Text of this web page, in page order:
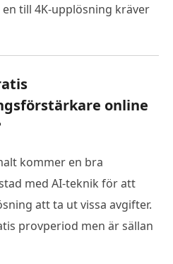
till 4K-upplösning kräver
online
kommer en bra
med AI-teknik för att
att ta ut vissa avgifter.
provperiod men är sällan